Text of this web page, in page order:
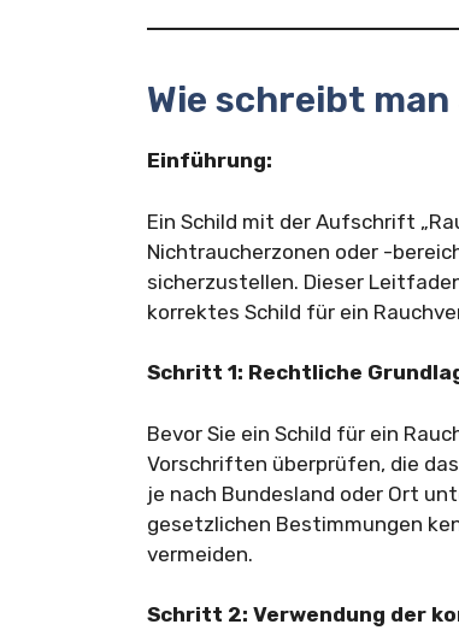
Wie schreibt
Einführung:
Ein Schild mit der Aufschrift
Nichtraucherzonen oder -
sicherzustellen. Dieser
korrektes Schild für ein
Schritt 1: Rechtliche
Bevor Sie ein Schild für ein
Vorschriften überprüfen, die
je nach Bundesland oder Ort
gesetzlichen Bestimmungen
vermeiden.
Schritt 2: Verwendung der